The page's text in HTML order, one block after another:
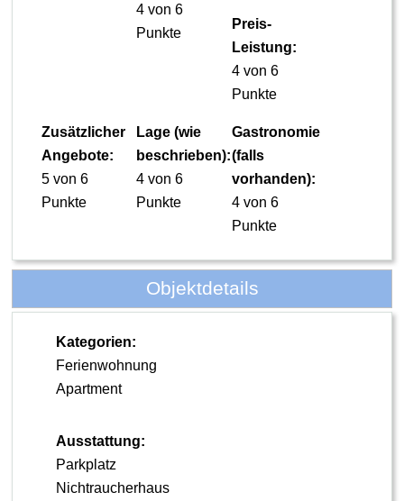
4 von 6
Punkte
Preis-
Leistung:
4 von 6
Punkte
Zusätzlicher
Angebote:
5 von 6
Punkte
Lage (wie
beschrieben):
4 von 6
Punkte
Gastronomie
(falls
vorhanden):
4 von 6
Punkte
Objektdetails
Kategorien:
Ferienwohnung
Apartment
Ausstattung:
Parkplatz
Nichtraucherhaus